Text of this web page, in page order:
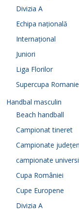
Divizia A
Echipa națională
Internațional
Juniori
Liga Florilor
Supercupa
Handbal masculin
Beach handball
Campionat tineret
Campionate
campionate
Cupa României
Cupe Europene
Divizia A